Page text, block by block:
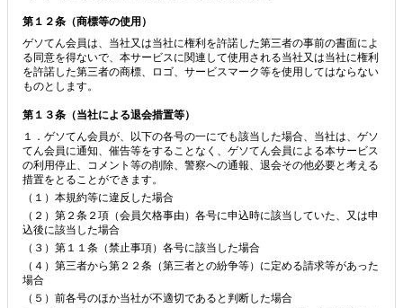
第１２条（商標等の使用）
ゲソてん会員は、当社又は当社に権利を許諾した第三者の事前の書面によ
る同意を得ないで、本サービスに関連して使用される当社又は当社に権利
を許諾した第三者の商標、ロゴ、サービスマーク等を使用してはならない
ものとします。
第１３条（当社による退会措置等）
１．ゲソてん会員が、以下の各号の一にでも該当した場合、当社は、ゲソ
てん会員に通知、催告等をすることなく、ゲソてん会員による本サービス
の利用停止、コメント等の削除、警察への通報、退会その他必要と考える
措置をとることができます。
（１）本規約等に違反した場合
（２）第２条２項（会員欠格事由）各号に申込時に該当していた、又は申
込後に該当した場合
（３）第１１条（禁止事項）各号に該当した場合
（４）第三者から第２２条（第三者との紛争等）に定める請求等があった
場合
（５）前各号のほか当社が不適切であると判断した場合